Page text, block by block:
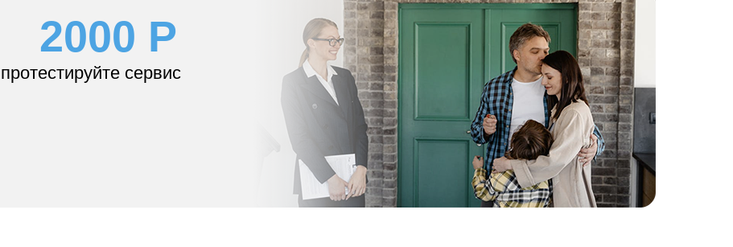
2000 Р
сервис